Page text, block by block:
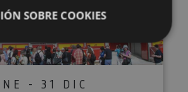
- 31 DIC
SOBRE COOKIES